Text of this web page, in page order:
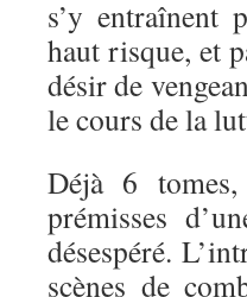
s’y entraînent
haut risque, et
désir de
le cours de la
Déjà 6
prémisses
désespéré.
scènes de